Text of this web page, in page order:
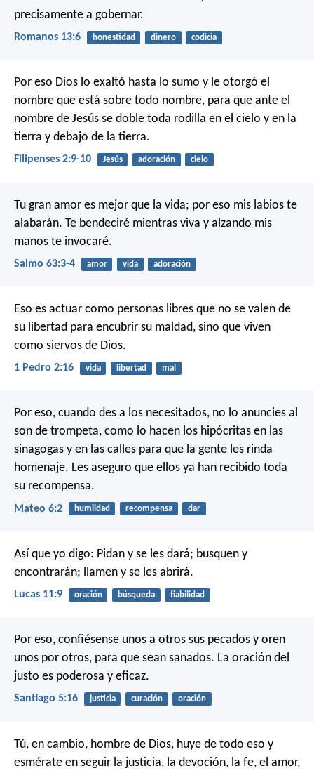
precisamente a gobernar.
Romanos 13:6 honestidad dinero codicia
Por eso Dios lo exaltó hasta lo sumo y le otorgó el
nombre que está sobre todo nombre, para que ante el
nombre de Jesús se doble toda rodilla en el cielo y en la
tierra y debajo de la tierra.
Filipenses 2:9-10 Jesús adoración cielo
Tu gran amor es mejor que la vida; por eso mis labios te
alabarán. Te bendeciré mientras viva y alzando mis
manos te invocaré.
Salmo 63:3-4 amor vida adoración
Eso es actuar como personas libres que no se valen de
su libertad para encubrir su maldad, sino que viven
como siervos de Dios.
1 Pedro 2:16 vida libertad mal
Por eso, cuando des a los necesitados, no lo anuncies al
son de trompeta, como lo hacen los hipócritas en las
sinagogas y en las calles para que la gente les rinda
homenaje. Les aseguro que ellos ya han recibido toda
su recompensa.
Mateo 6:2 humildad recompensa dar
Así que yo digo: Pidan y se les dará; busquen y
encontrarán; llamen y se les abrirá.
Lucas 11:9 oración búsqueda fiabilidad
Por eso, confiésense unos a otros sus pecados y oren
unos por otros, para que sean sanados. La oración del
justo es poderosa y eficaz.
Santiago 5:16 justicia curación oración
Tú, en cambio, hombre de Dios, huye de todo eso y
esmérate en seguir la justicia, la devoción, la fe, el amor,